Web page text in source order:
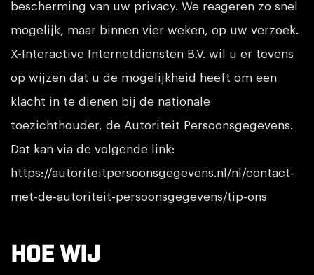
bescherming van uw privacy. We reageren zo snel
mogelijk, maar binnen vier weken, op uw verzoek.
X-Interactive Internetdiensten B.V. wil u er tevens
op wijzen dat u de mogelijkheid heeft om een
klacht in te dienen bij de nationale
toezichthouder, de Autoriteit Persoonsgegevens.
Dat kan via de volgende link:
https://autoriteitpersoonsgegevens.nl/nl/contact-
met-de-autoriteit-persoonsgegevens/tip-ons
Hoe wij